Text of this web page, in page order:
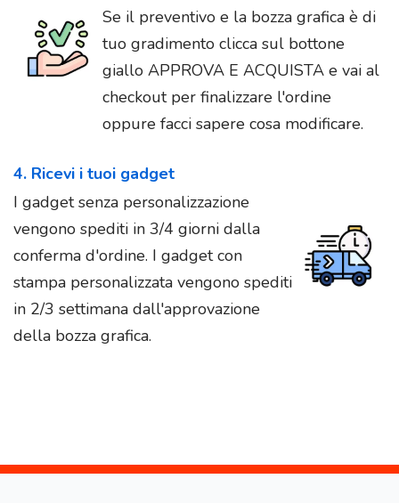
Se il preventivo e la bozza grafica è di
tuo gradimento clicca sul bottone
giallo APPROVA E ACQUISTA e vai al
checkout per finalizzare l'ordine
oppure facci sapere cosa modificare.
4. Ricevi i tuoi gadget
I gadget senza personalizzazione
vengono spediti in 3/4 giorni dalla
conferma d'ordine. I gadget con
stampa personalizzata vengono spediti
in 2/3 settimana dall'approvazione
della bozza grafica.